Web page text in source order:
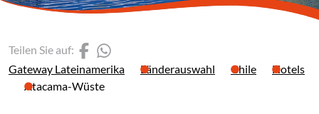
Gateway Lateinamerika Länderauswahl Chile
Hotels
Atacama-Wüste
Teilen Sie auf: (Link öffnet einen neuen